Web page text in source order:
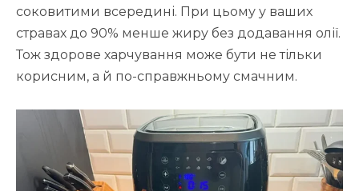
соковитими всередині. При цьому у ваших
стравах до 90% менше жиру без додавання олії.
Тож здорове харчування може бути не тільки
корисним, а й по-справжньому смачним.